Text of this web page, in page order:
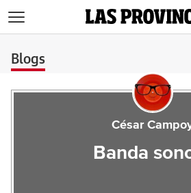
Blogs
César
Banda